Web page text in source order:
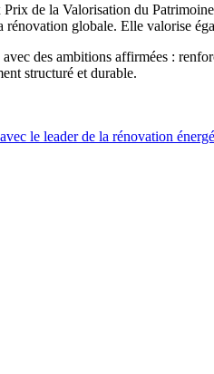
de la Valorisation du
rénovation globale. Elle valorise
des ambitions affirmées :
structuré et durable.
le leader de la rénovation